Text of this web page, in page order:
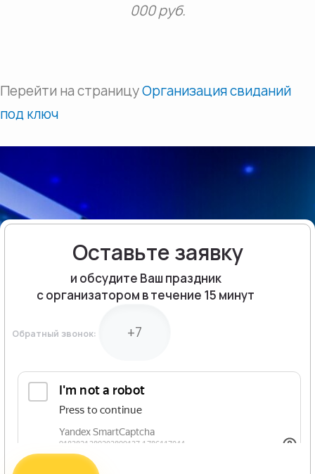
000 руб.
Перейти на страницуОрганизация свиданий
под ключ
Оставьте заявку
и обсудите Ваш праздник
с организатором в течение 15 минут
Обратный звонок: